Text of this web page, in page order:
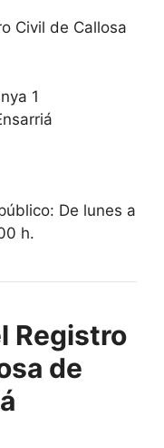
Civil de Callosa
1
De lunes a
h.
Registro
de